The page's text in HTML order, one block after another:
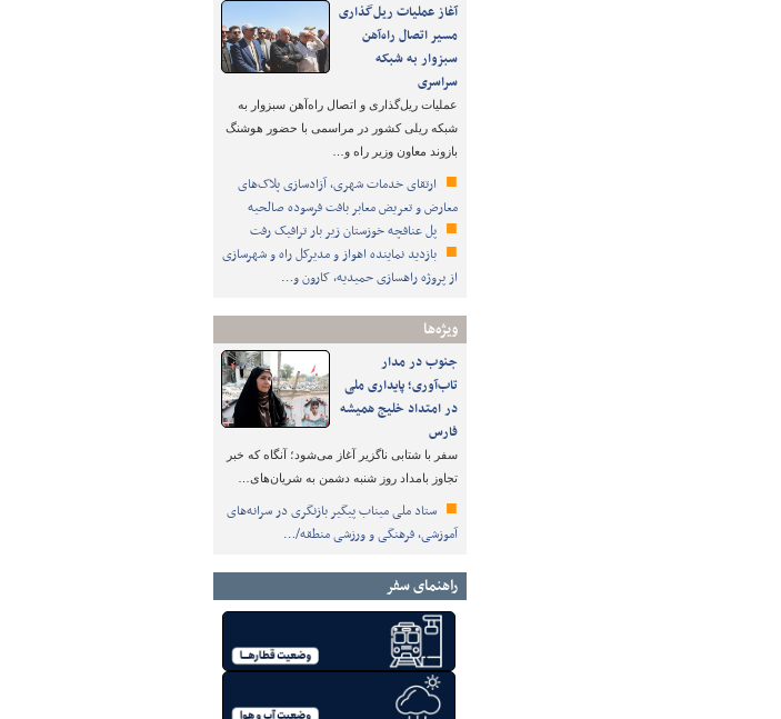
آغاز عملیات ریل‌گذاری
مسیر اتصال راه‌آهن
سبزوار به شبکه
سراسری
عملیات ریل‌گذاری و اتصال راه‌آهن سبزوار به
شبکه ریلی کشور در مراسمی با حضور هوشنگ
بازوند معاون وزیر راه و…
ارتقای خدمات شهری، آزادسازی پلاک‌های
معارض و تعریض معابر بافت فرسوده صالحیه
پل عنافچه خوزستان زیر بار ترافیک رفت
بازدید نماینده اهواز و مدیرکل راه و شهرسازی
از پروژه راهسازی حمیدیه، کارون و…
ویژه‌ها
جنوب در مدار
تاب‌آوری؛ پایداری ملی
در امتداد خلیج همیشه
فارس
سفر با شتابی ناگزیر آغاز می‌شود؛ آنگاه که خبر
تجاوز بامداد روز شنبه دشمن به شریان‌های…
ستاد ملی میناب پیگیر بازنگری در سرانه‌های
آموزشی، فرهنگی و ورزشی منطقه/…
راهنمای سفر